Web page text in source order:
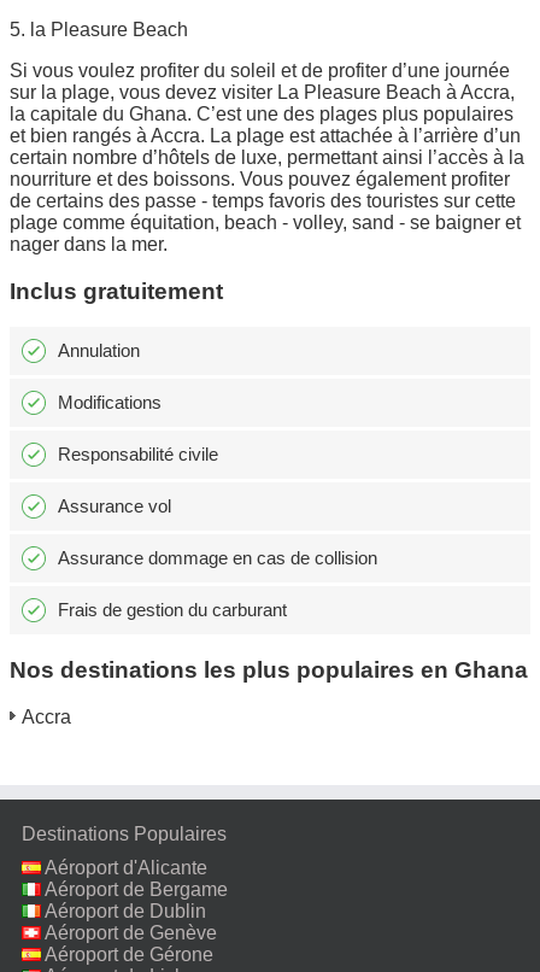
5. la Pleasure Beach
Si vous voulez profiter du soleil et de profiter d’une journée
sur la plage, vous devez visiter La Pleasure Beach à Accra,
la capitale du Ghana. C’est une des plages plus populaires
et bien rangés à Accra. La plage est attachée à l’arrière d’un
certain nombre d’hôtels de luxe, permettant ainsi l’accès à la
nourriture et des boissons. Vous pouvez également profiter
de certains des passe - temps favoris des touristes sur cette
plage comme équitation, beach - volley, sand - se baigner et
nager dans la mer.
Inclus gratuitement
Annulation
Modifications
Responsabilité civile
Assurance vol
Assurance dommage en cas de collision
Frais de gestion du carburant
Nos destinations les plus populaires en Ghana
Accra
Destinations Populaires
Aéroport d'Alicante
Aéroport de Bergame
Aéroport de Dublin
Aéroport de Genève
Aéroport de Gérone